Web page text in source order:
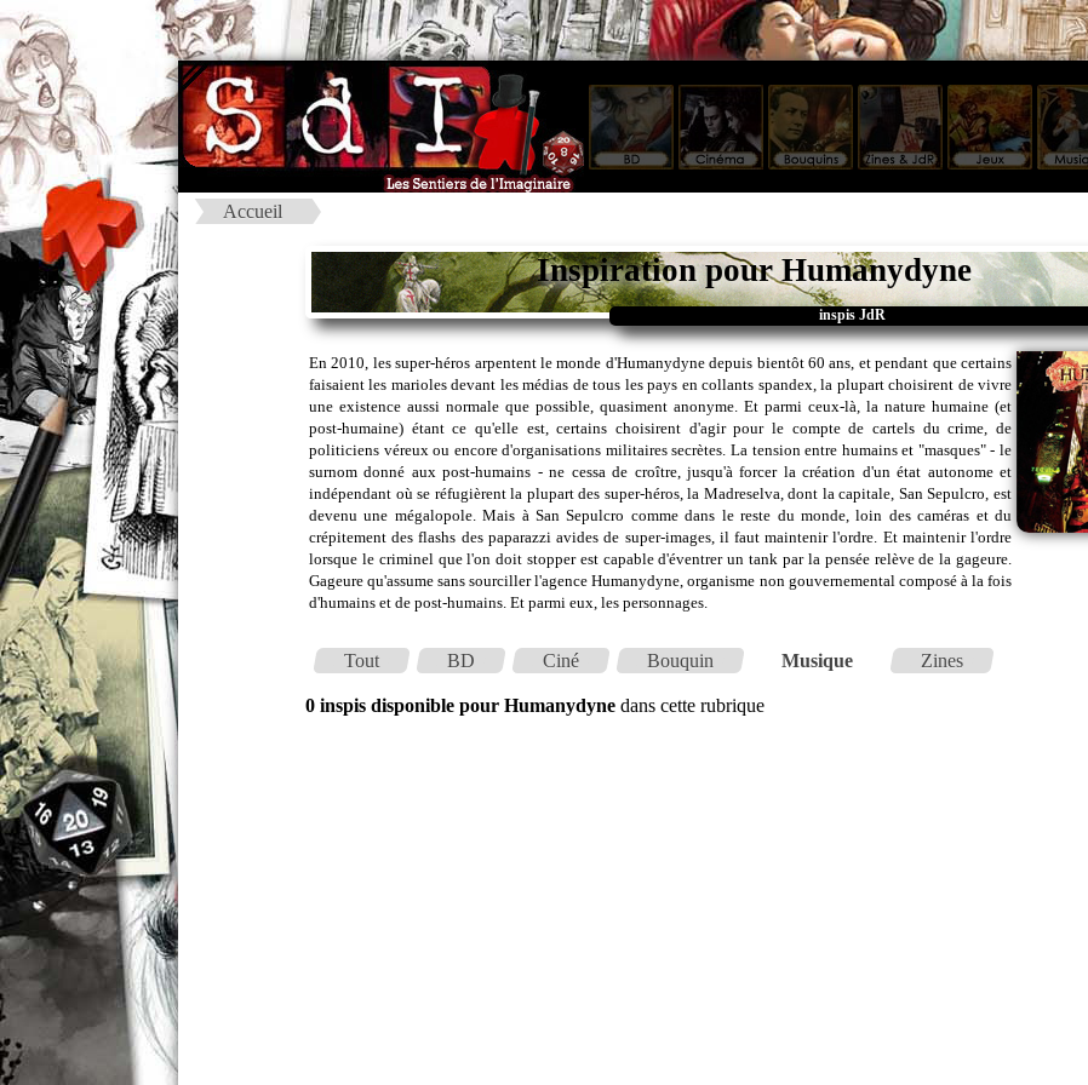
Accueil
Inspiration pour Humanydyne
inspis JdR
En 2010, les super-héros arpentent le monde d'Humanydyne depuis bientôt 60 ans, et pendant que certains
faisaient les marioles devant les médias de tous les pays en collants spandex, la plupart choisirent de vivre
une existence aussi normale que possible, quasiment anonyme. Et parmi ceux-là, la nature humaine (et
post-humaine) étant ce qu'elle est, certains choisirent d'agir pour le compte de cartels du crime, de
politiciens véreux ou encore d'organisations militaires secrètes. La tension entre humains et "masques" - le
surnom donné aux post-humains - ne cessa de croître, jusqu'à forcer la création d'un état autonome et
indépendant où se réfugièrent la plupart des super-héros, la Madreselva, dont la capitale, San Sepulcro, est
devenu une mégalopole. Mais à San Sepulcro comme dans le reste du monde, loin des caméras et du
crépitement des flashs des paparazzi avides de super-images, il faut maintenir l'ordre. Et maintenir l'ordre
lorsque le criminel que l'on doit stopper est capable d'éventrer un tank par la pensée relève de la gageure.
Gageure qu'assume sans sourciller l'agence Humanydyne, organisme non gouvernemental composé à la fois
d'humains et de post-humains. Et parmi eux, les personnages.
Tout BD Ciné Bouquin Musique Zines
0 inspis disponible pour Humanydyne dans cette rubrique